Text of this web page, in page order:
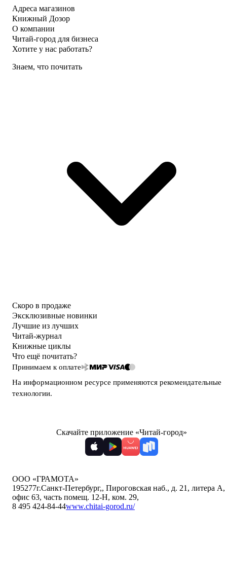
Адреса магазинов
Книжный Дозор
О компании
Читай-город для бизнеса
Хотите у нас работать?
Знаем, что почитать
Скоро в продаже
Эксклюзивные новинки
Лучшие из лучших
Читай-журнал
Книжные циклы
Что ещё почитать?
Принимаем к оплате
На информационном ресурсе применяются рекомендательные
технологии.
Скачайте приложение «Читай-город»
ООО «ГРАМОТА»
195277г.Санкт-Петербург,, Пироговская наб., д. 21, литера А,
офис 63, часть помещ. 12-Н, ком. 29,
8 495 424-84-44www.chitai-gorod.ru/